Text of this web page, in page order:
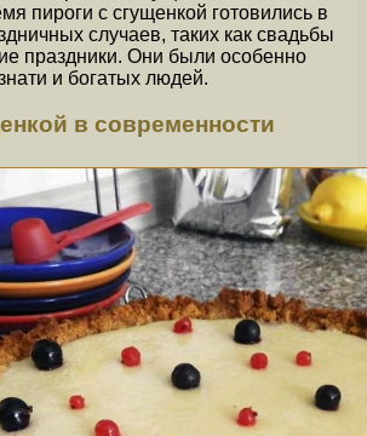
пироги с сгущенкой готовились в
случаев, таких как свадьбы
праздники. Они были особенно
и богатых людей.
в современности